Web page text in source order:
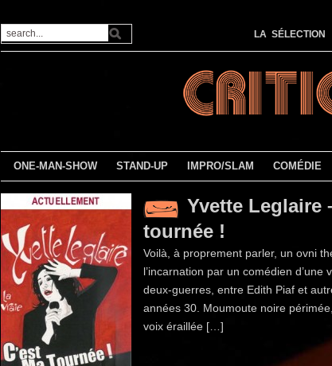
LA SÉLECTION
ONE-MAN-SHOW STAND-UP IMPRO/SLAM COMÉDIE
Yvette Leglaire
tournée !
Voilà, à proprement parler, un ovni
l’incarnation par un comédien d’une
deux-guerres, entre Edith Piaf et
années 30. Moumoute noire
voix éraillée […]